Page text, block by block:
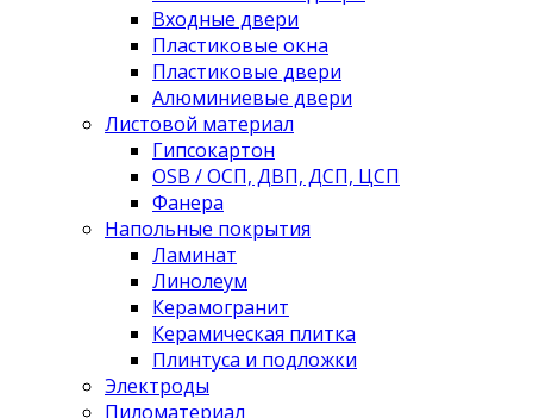
Входные двери
Пластиковые окна
Пластиковые двери
Алюминиевые двери
Листовой материал
Гипсокартон
OSB / ОСП, ДВП, ДСП, ЦСП
Фанера
Напольные покрытия
Ламинат
Линолеум
Керамогранит
Керамическая плитка
Плинтуса и подложки
Электроды
Пиломатериал